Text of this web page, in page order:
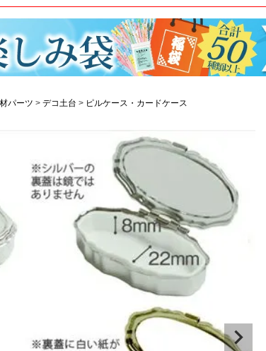
パーツ デコ土台 ピルケース・カードケース